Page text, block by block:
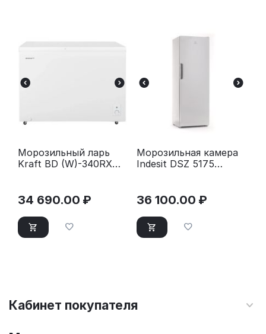
Морозильный ларь
Kraft BD (W)-340RX
34 690.00 ₽
Морозильная камера
Indesit DSZ 5175
36 100.00 ₽
Кабинет покупателя